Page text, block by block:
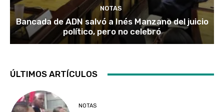
NOTAS
Bancada de ADN salvó a Inés Manzano del juicio
político, pero no celebró
ÚLTIMOS ARTÍCULOS
NOTAS